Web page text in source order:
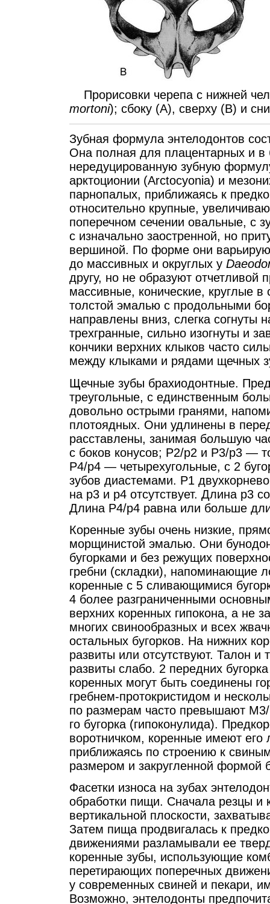
Прорисовки черепа с нижней
mortoni); сбоку (А), сверху (В) и
Зубная формула энтелодонтов
Она полная для плацентарных и в
нередуцированную зубную
арктоционии (Arctocyonia) и
парнопалых, приближаясь к
относительно крупные,
поперечном сечении овальные, с
с изначально заостренной, но
вершиной. По форме они
до массивных и округлых у
другу, но не образуют
массивные, конические, круглые
толстой эмалью с продольными
направлены вниз, слегка согнуты
трехгранные, сильно изогнуты и
кончики верхних клыков часто
между клыками и рядами щечных
Щечные зубы брахиодонтные.
треугольные, с единственным
довольно острыми гранями,
плотоядных. Они удлинены в
расставлены, занимая большую
с боков конусов; Р2/р2 и Р3/р3 —
Р4/р4 — четырехугольные, с 2
зубов диастемами. Р1
на р3 и р4 отсутствует. Длина р3
Длина Р4/р4 равна или больше
Коренные зубы очень низкие,
морщинистой эмалью. Они
бугорками и без режущих
гребни (складки), напоминающие
коренные с 5 сливающимися
4 более разграниченными
верхних коренных гипокона, а не
многих свинообразных и всех
остальных бугорков. На нижних
развиты или отсутствуют. Талон
развиты слабо. 2 передних
коренных могут быть соединены
гребнем-протокристидом и
по размерам часто превышают
го бугорка (гипоконулида).
воротничком, коренные имеют
приближаясь по строению к
размером и закругленной формой
Фасетки износа на зубах
обработки пищи. Сначала резцы и
вертикальной плоскости,
Затем пища продвигалась к
движениями разламывали ее
коренные зубы, использующие
перетирающих поперечных
у современных свиней и пекари,
Возможно, энтелодонты